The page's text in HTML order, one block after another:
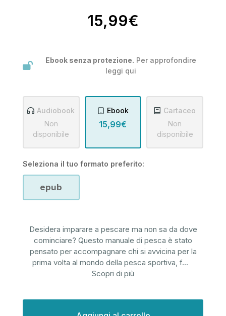
15,99€
Ebook senza protezione. Per approfondire
leggi qui
Audiobook
Non
disponibile
Ebook
15,99€
Cartaceo
Non
disponibile
Seleziona il tuo formato preferito:
epub
Desidera imparare a pescare ma non sa da dove
cominciare? Questo manuale di pesca è stato
pensato per accompagnare chi si avvicina per la
prima volta al mondo della pesca sportiva, f...
Scopri di più